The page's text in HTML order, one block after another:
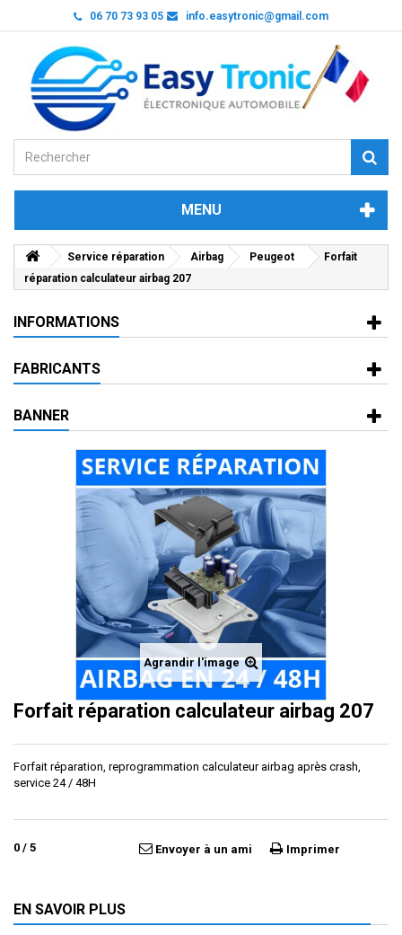
06 70 73 93 05 info.easytronic@gmail.com
MENU
Service réparation Airbag Peugeot
Forfait
réparation calculateur airbag 207
INFORMATIONS
FABRICANTS
BANNER
Agrandir l'image
Forfait réparation calculateur airbag 207
Forfait réparation, reprogrammation calculateur airbag après crash,
service 24 / 48H
0 / 5 Envoyer à un ami Imprimer
EN SAVOIR PLUS